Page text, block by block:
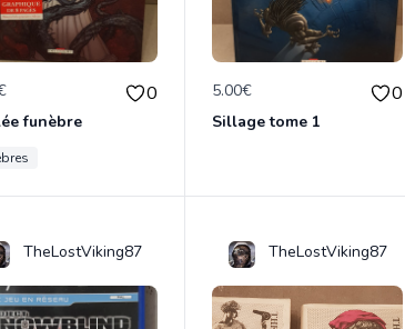
0
funèbre
5.00€ 0
Sillage tome 1
TheLostViking87 TheLostViking87